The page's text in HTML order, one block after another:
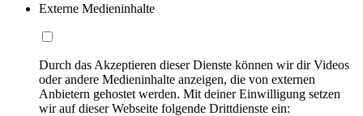
Externe Medieninhalte
Durch das Akzeptieren dieser Dienste können wir dir Videos
oder andere Medieninhalte anzeigen, die von externen
Anbietern gehostet werden. Mit deiner Einwilligung setzen
wir auf dieser Webseite folgende Drittdienste ein: